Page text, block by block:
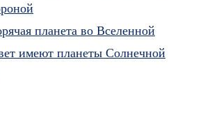
планета во Вселенной
имеют планеты Солнечной